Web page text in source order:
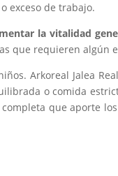
exceso de trabajo.
la vitalidad
que requieren algún
Arkoreal Jalea
o comida
que aporte